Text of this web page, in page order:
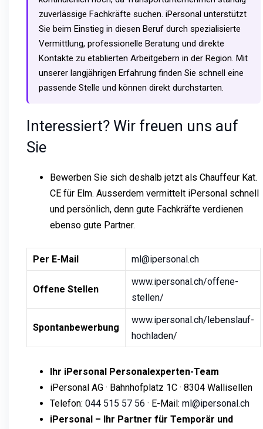
zuverlässige Fachkräfte suchen. iPersonal unterstützt
Sie beim Einstieg in diesen Beruf durch spezialisierte
Vermittlung, professionelle Beratung und direkte
Kontakte zu etablierten Arbeitgebern in der Region. Mit
unserer langjährigen Erfahrung finden Sie schnell eine
passende Stelle und können direkt durchstarten.
Interessiert? Wir freuen uns auf
Sie
Bewerben Sie sich deshalb jetzt als Chauffeur Kat.
CE für Elm. Ausserdem vermittelt iPersonal schnell
und persönlich, denn gute Fachkräfte verdienen
ebenso gute Partner.
Per E-Mail ml@ipersonal.ch
Offene Stellen
www.ipersonal.ch/offene-
stellen/
Spontanbewerbung
www.ipersonal.ch/lebenslauf-
hochladen/
Ihr iPersonal Personalexperten-Team
iPersonal AG · Bahnhofplatz 1C · 8304 Wallisellen
Telefon: 044 515 57 56 · E-Mail: ml@ipersonal.ch
iPersonal – Ihr Partner für Temporär und